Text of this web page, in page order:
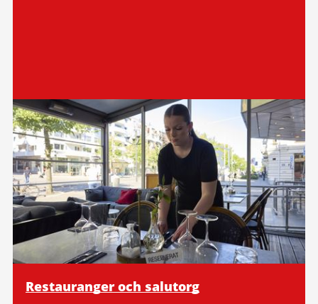
Restauranger och salutorg